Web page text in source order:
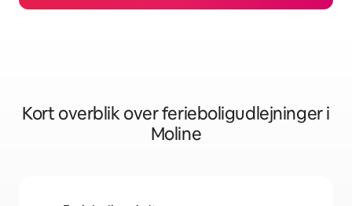
Kort overblik over ferieboligudlejninger i
Moline